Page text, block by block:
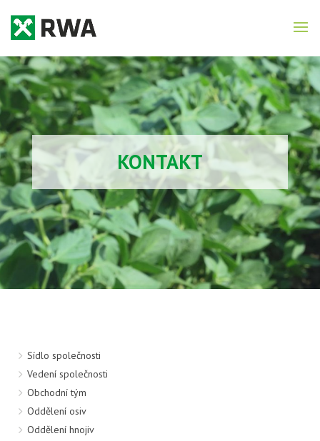
KONTAKT
Sídlo společnosti
Vedení společnosti
Obchodní tým
Oddělení osiv
Oddělení hnojiv